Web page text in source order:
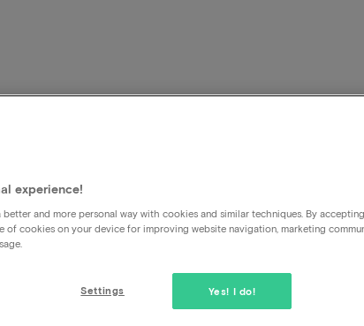
experience!
better and more personal way with cookies and similar techniques. By
of cookies on your device for improving website navigation, marketing
Yes! I do!
Settings